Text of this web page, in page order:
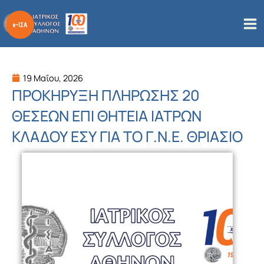
στο
περιεχόμενο
19 Μαΐου, 2026
ΠΡΟΚΗΡΥΞΗ ΠΛΗΡΩΣΗΣ 20
ΘΕΣΕΩΝ ΕΠΙ ΘΗΤΕΙΑ ΙΑΤΡΩΝ
ΚΛΑΔΟΥ ΕΣΥ ΓΙΑ ΤΟ Γ.Ν.Ε. ΘΡΙΑΣΙΟ